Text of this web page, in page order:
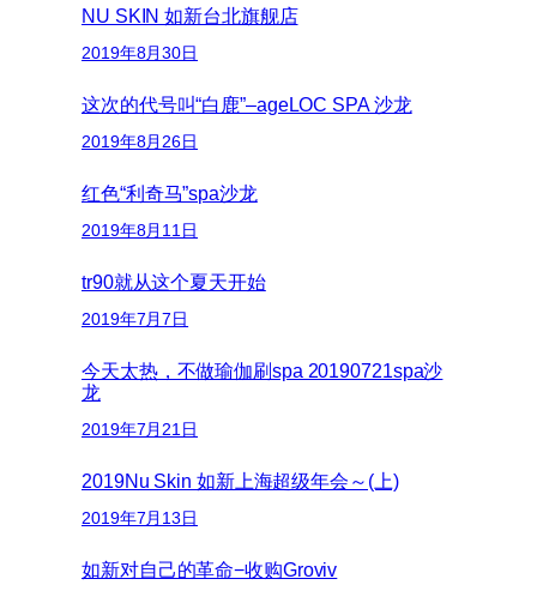
NU SKIN 如新台北旗舰店
2019年8月30日
这次的代号叫“白鹿”–ageLOC SPA 沙龙
2019年8月26日
红色“利奇马”spa沙龙
2019年8月11日
tr90就从这个夏天开始
2019年7月7日
今天太热，不做瑜伽刷spa 20190721spa沙
龙
2019年7月21日
2019Nu Skin 如新上海超级年会～(上)
2019年7月13日
如新对自己的革命−收购Groviv